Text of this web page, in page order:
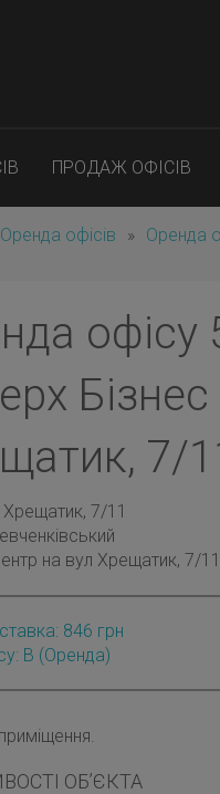
ПРОДАЖ ОФІСІВ
Оренда офісів » Оренда
офісу
7/
Хрещатик, 7/11
на вул Хрещатик, 7/11
846 грн
B (оренда)
ОБ’ЄКТА